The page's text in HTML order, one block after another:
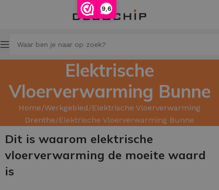
9,6
Elektrische
Vloerverwarming Bunne
Home Werkgebied Elektrische Vloerverwarming
Drenthe Elektrische Vloerverwarming Bunne
Dit is waarom elektrische
vloerverwarming de moeite waard
is